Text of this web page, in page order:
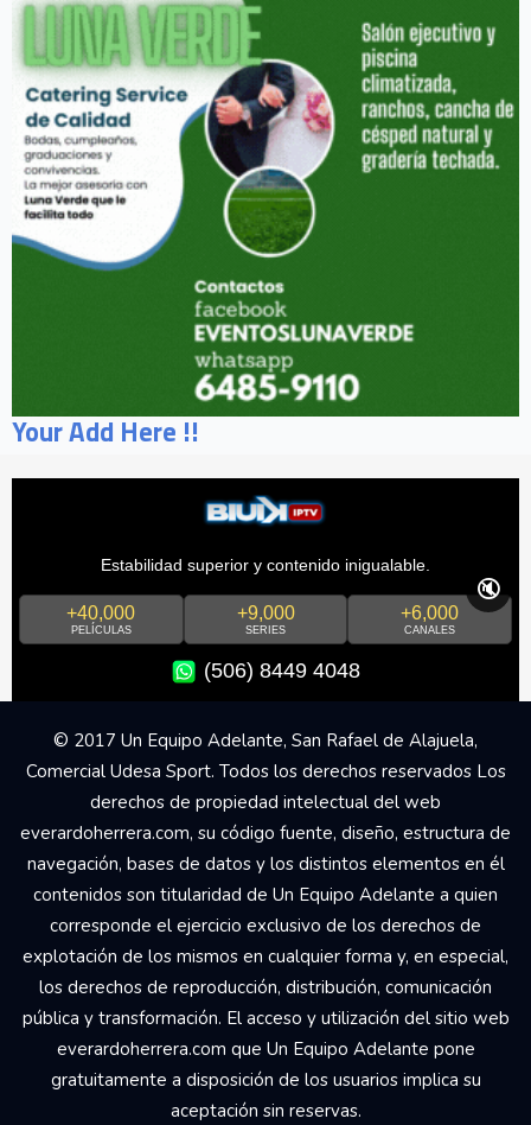
Your Add Here !!
Estabilidad superior y contenido inigualable.
+40,000
PELÍCULAS
+9,000
SERIES
+6,000
CANALES
(506) 8449 4048
🔇
© 2017 Un Equipo Adelante, San Rafael de Alajuela,
Comercial Udesa Sport. Todos los derechos reservados Los
derechos de propiedad intelectual del web
everardoherrera.com, su código fuente, diseño, estructura de
navegación, bases de datos y los distintos elementos en él
contenidos son titularidad de Un Equipo Adelante a quien
corresponde el ejercicio exclusivo de los derechos de
explotación de los mismos en cualquier forma y, en especial,
los derechos de reproducción, distribución, comunicación
pública y transformación. El acceso y utilización del sitio web
everardoherrera.com que Un Equipo Adelante pone
gratuitamente a disposición de los usuarios implica su
aceptación sin reservas.